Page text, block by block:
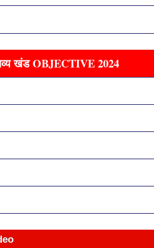
खंड OBJECTIVE 2024